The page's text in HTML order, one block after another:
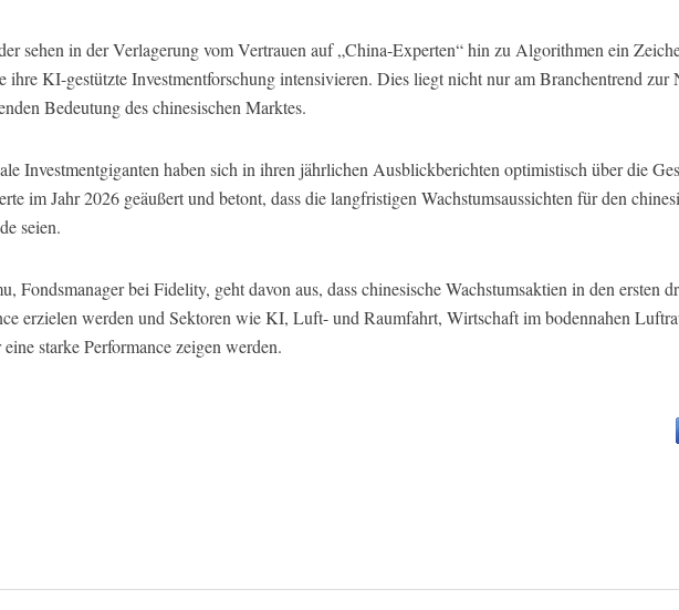
sehen in der Verlagerung vom Vertrauen auf „China-Experten“ hin zu Algorithmen ein
ihre KI-gestützte Investmentforschung intensivieren. Dies liegt nicht nur am Branchentrend
Bedeutung des chinesischen Marktes.
Investmentgiganten haben sich in ihren jährlichen Ausblickberichten optimistisch über die
im Jahr 2026 geäußert und betont, dass die langfristigen Wachstumsaussichten für den
seien.
Fondsmanager bei Fidelity, geht davon aus, dass chinesische Wachstumsaktien in den ersten
erzielen werden und Sektoren wie KI, Luft- und Raumfahrt, Wirtschaft im bodennahen
starke Performance zeigen werden.